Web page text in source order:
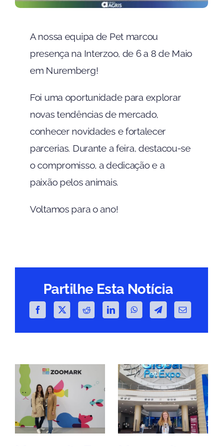
A nossa equipa de Pet marcou
presença na Interzoo, de 6 a 8 de Maio
em Nuremberg!
Foi uma oportunidade para explorar
novas tendências de mercado,
conhecer novidades e fortalecer
parcerias. Durante a feira, destacou-se
o compromisso, a dedicação e a
paixão pelos animais.
Voltamos para o ano!
Partilhe Esta Notícia